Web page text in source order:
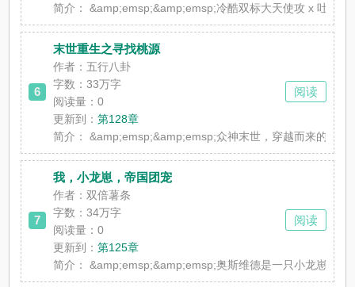
简介：
&amp;emsp;&amp;emsp;冷酷双标大天使攻 x 吐槽
6
末世重生之寻找桃源
作者：五行八卦
字数：33万字
阅读量：0
更新到：第128章
简介：
&amp;emsp;&amp;emsp;众神末世，穿越而来的米
阅读
7
我，小龙崽，帝国团宠
作者：双倍薯条
字数：34万字
阅读量：0
更新到：第125章
简介：
&amp;emsp;&amp;emsp;奥斯维德是一只小龙崽。
阅读